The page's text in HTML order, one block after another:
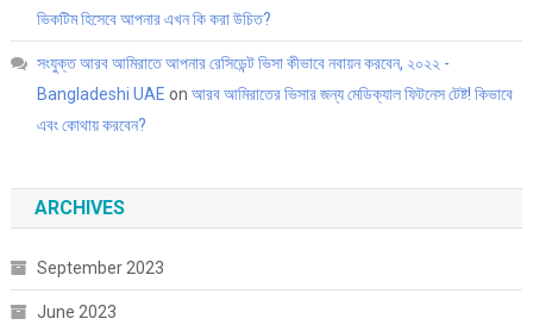
ভিকটিম হিসেবে আপনার এখন কি করা উচিত?
সংযুক্ত আরব আমিরাতে আপনার রেসিডেন্ট ভিসা কীভাবে নবায়ন করবেন, ২০২২ -
Bangladeshi UAE on আরব আমিরাতের ভিসার জন্য মেডিক্যাল ফিটনেস টেষ্ট! কিভাবে
এবং কোথায় করবেন?
ARCHIVES
September 2023
June 2023